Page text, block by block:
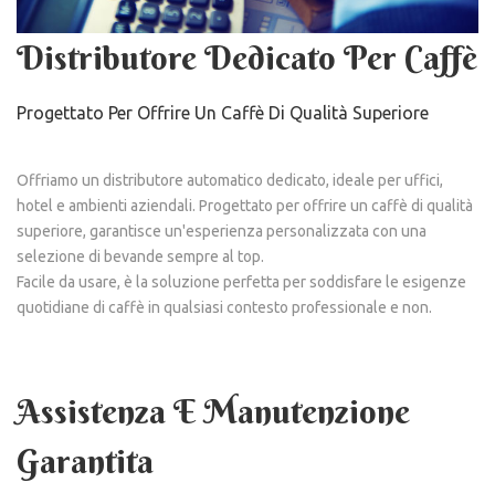
Distributore Dedicato Per Caffè
Progettato Per Offrire Un Caffè Di Qualità Superiore
Offriamo un distributore automatico dedicato, ideale per uffici,
hotel e ambienti aziendali. Progettato per offrire un caffè di qualità
superiore, garantisce un'esperienza personalizzata con una
selezione di bevande sempre al top.
Facile da usare, è la soluzione perfetta per soddisfare le esigenze
quotidiane di caffè in qualsiasi contesto professionale e non.
Assistenza E Manutenzione
Garantita